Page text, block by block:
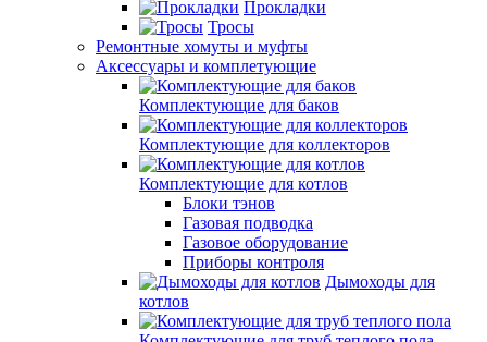
Прокладки
Тросы
Ремонтные хомуты и муфты
Аксессуары и комплетующие
Комплектующие для баков
Комплектующие для коллекторов
Комплектующие для котлов
Блоки тэнов
Газовая подводка
Газовое оборудование
Приборы контроля
Дымоходы для
котлов